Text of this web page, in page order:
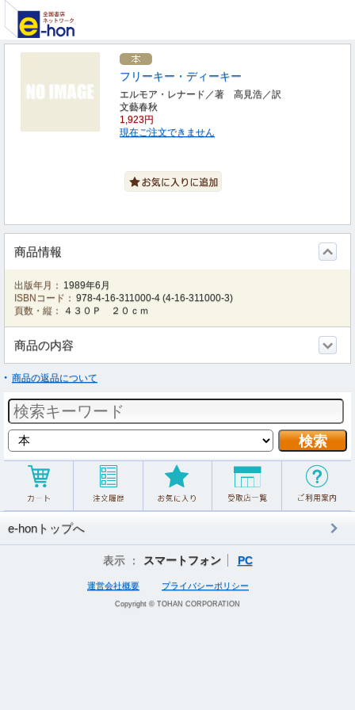
フリーキー・ディーキー
エルモア・レナード／著 高見浩／訳
文藝春秋
1,923円
現在ご注文できません
商品情報
出版年月： 1989年6月
ISBNコード： 978-4-16-311000-4 (4-16-311000-3)
頁数・縦：
４３０Ｐ ２０ｃｍ
商品の内容
商品の返品について
e-honトップへ
表示 ： スマートフォン PC
運営会社概要 プライバシーポリシー
Copyright © TOHAN CORPORATION